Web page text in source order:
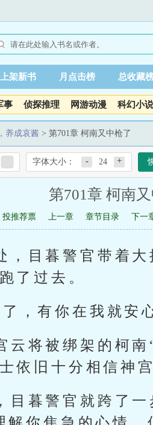
上架新书 月点击榜 总收藏
事 侦探推理 网游动漫 科幻小说
养成哀酱 > 第701章 柯南又中枪了
字体大小： - 24 +
第701章 柯南
投推荐票 上一章 章节目录 下一
，目暮警官带着
了过去。
，有你在我就安
云将被绑架的柯
依旧十分相信神
目暮警官就跨了